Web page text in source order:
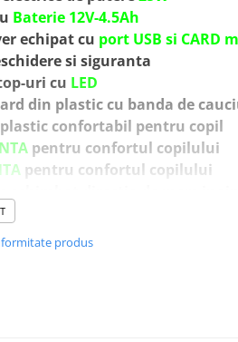
Baterie 12V-4.5Ah
echipat cu port USB si CARD
si siguranta
uri cu LED
din plastic cu banda de
confortabil pentru copil
pentru confortul copilului
pentru confortul copilului
prin telecomanda de
viteza selectabile din
produs